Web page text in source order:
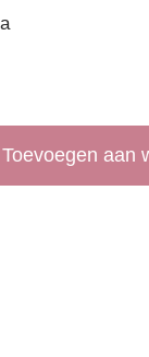
Toevoegen aan